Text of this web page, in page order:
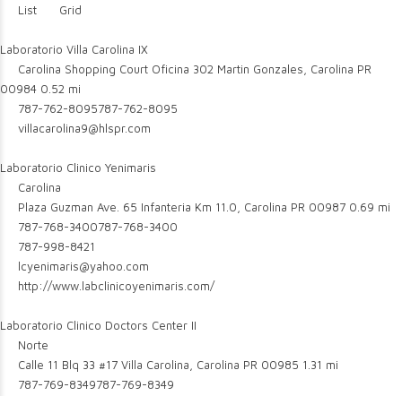
List
Grid
Laboratorio Villa Carolina IX
Carolina Shopping Court Oficina 302 Martin Gonzales, Carolina PR
00984 0.52 mi
787-762-8095787-762-8095
villacarolina9@hlspr.com
Laboratorio Clinico Yenimaris
Carolina
Plaza Guzman Ave. 65 Infanteria Km 11.0, Carolina PR 00987 0.69 mi
787-768-3400787-768-3400
787-998-8421
lcyenimaris@yahoo.com
http://www.labclinicoyenimaris.com/
Laboratorio Clinico Doctors Center II
Norte
Calle 11 Blq 33 #17 Villa Carolina, Carolina PR 00985 1.31 mi
787-769-8349787-769-8349